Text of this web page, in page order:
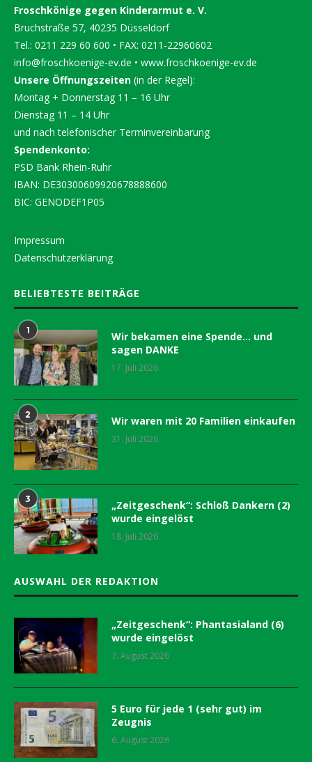
Froschkönige gegen Kinderarmut e. V.
Bruchstraße 57, 40235 Düsseldorf
Tel.: 0211 229 60 600 • FAX: 0211-22960602
info@froschkoenige-ev.de • www.froschkoenige-ev.de
Unsere Öffnungszeiten (in der Regel):
Montag + Donnerstag 11 – 16 Uhr
Dienstag 11 – 14 Uhr
und nach telefonischer Terminvereinbarung
Spendenkonto:
PSD Bank Rhein-Ruhr
IBAN: DE30300609920678888600
BIC: GENODEF1P05
Impressum
Datenschutzerklärung
BELIEBTESTE BEITRÄGE
1
Wir bekamen eine Spende… und
sagen DANKE
17. Juli 2026
2 Wir waren mit 20 Familien einkaufen
31. Juli 2026
3
„Zeitgeschenk“: Schloß Dankern (2)
wurde eingelöst
18. Juli 2026
AUSWAHL DER REDAKTION
„Zeitgeschenk“: Phantasialand (6)
wurde eingelöst
7. August 2026
5 Euro für jede 1 (sehr gut) im
Zeugnis
6. August 2026